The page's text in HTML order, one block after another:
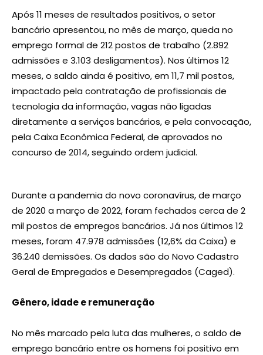
Após 11 meses de resultados positivos, o setor
bancário apresentou, no mês de março, queda no
emprego formal de 212 postos de trabalho (2.892
admissões e 3.103 desligamentos). Nos últimos 12
meses, o saldo ainda é positivo, em 11,7 mil postos,
impactado pela contratação de profissionais de
tecnologia da informação, vagas não ligadas
diretamente a serviços bancários, e pela convocação,
pela Caixa Econômica Federal, de aprovados no
concurso de 2014, seguindo ordem judicial.
Durante a pandemia do novo coronavírus, de março
de 2020 a março de 2022, foram fechados cerca de 2
mil postos de empregos bancários. Já nos últimos 12
meses, foram 47.978 admissões (12,6% da Caixa) e
36.240 demissões. Os dados são do Novo Cadastro
Geral de Empregados e Desempregados (Caged).
Gênero, idade e remuneração
No mês marcado pela luta das mulheres, o saldo de
emprego bancário entre os homens foi positivo em